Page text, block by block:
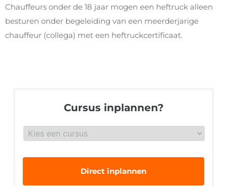
Chauffeurs onder de 18 jaar mogen een heftruck alleen
besturen onder begeleiding van een meerderjarige
chauffeur (collega) met een heftruckcertificaat.
Cursus inplannen?
Gewenste
veiligheidsopleiding *